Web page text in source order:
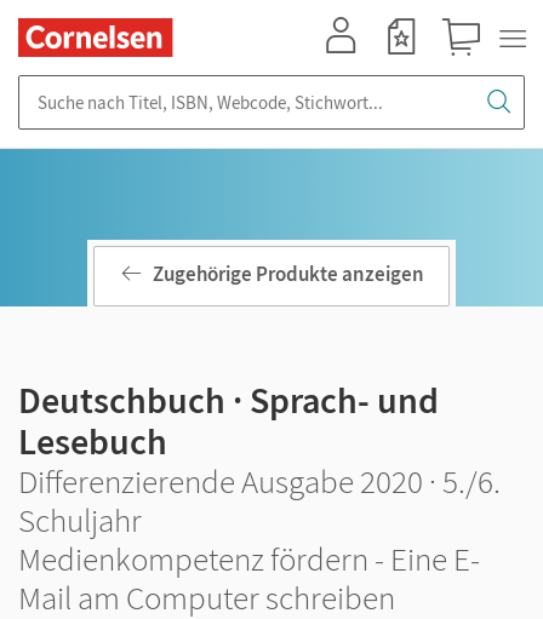
Zugehörige Produkte anzeigen
Deutschbuch · Sprach- und
Lesebuch
Differenzierende Ausgabe 2020 · 5./6.
Schuljahr
Medienkompetenz fördern - Eine E-
Mail am Computer schreiben